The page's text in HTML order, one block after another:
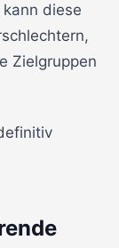
diese
Zielgruppen